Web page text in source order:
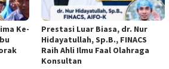
Ke-
Prestasi Luar Biasa, dr. Nur
Hidayatullah, Sp.B., FINACS
Raih Ahli Ilmu Faal Olahraga
Konsultan